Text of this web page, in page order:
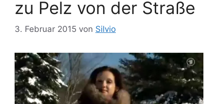
n
r
t
e
zu Pelz von der Straße
3. Februar 2015 von Silvio